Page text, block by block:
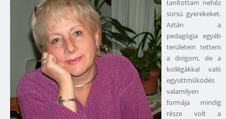
tanítottam nehéz
sorsú gyerekeket.
Aztán a
pedagógia egyéb
területein tettem
a dolgom, de a
kollégákkal való
együttműködés
valamilyen
formája mindig
része volt a